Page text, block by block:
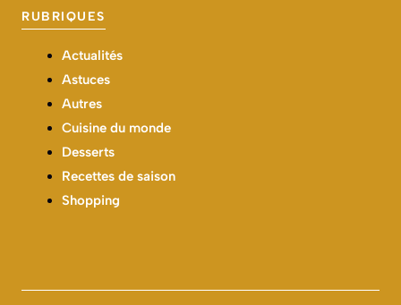
RUBRIQUES
Actualités
Astuces
Autres
Cuisine du monde
Desserts
Recettes de saison
Shopping